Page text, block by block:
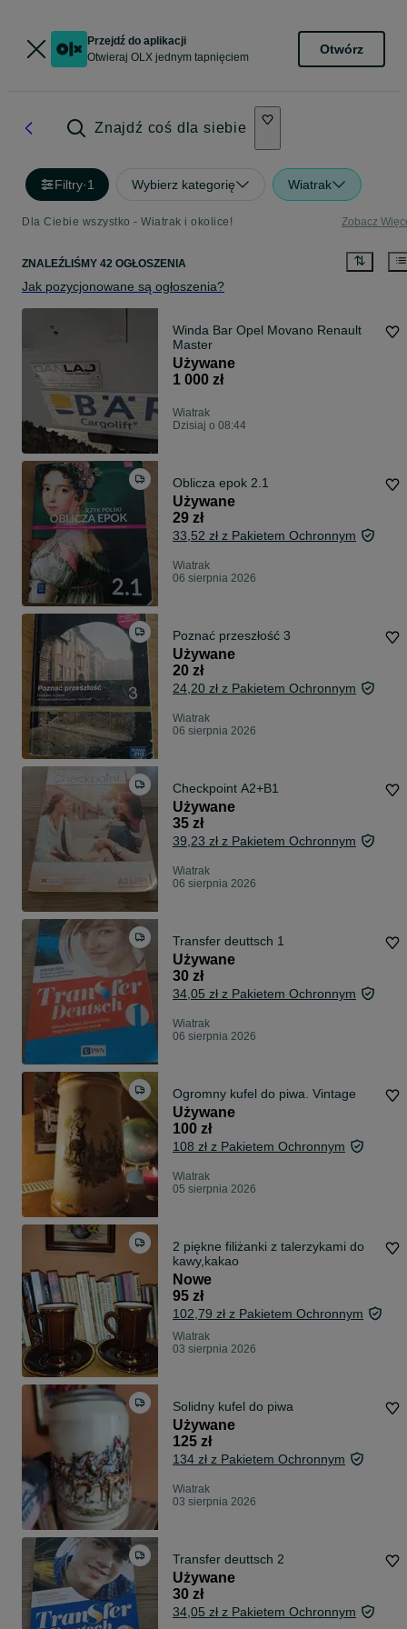
Przejdź do aplikacji
Otwieraj OLX jednym tapnięciem
Otwórz
Znajdź coś dla siebie
Filtry·1 Wybierz kategorię Wiatrak
Dla Ciebie wszystko - Wiatrak i okolice! Zobacz
ZNALEŹLIŚMY 42 OGŁOSZENIA
Jak pozycjonowane są ogłoszenia?
Winda Bar Opel Movano Renault
Master
Używane
1 000 zł
Wiatrak
Dzisiaj o 08:44
Oblicza epok 2.1
Używane
29 zł
33,52 zł z Pakietem Ochronnym
Wiatrak
06 sierpnia 2026
Poznać przeszłość 3
Używane
20 zł
24,20 zł z Pakietem Ochronnym
Wiatrak
06 sierpnia 2026
Checkpoint A2+B1
Używane
35 zł
39,23 zł z Pakietem Ochronnym
Wiatrak
06 sierpnia 2026
Transfer deuttsch 1
Używane
30 zł
34,05 zł z Pakietem Ochronnym
Wiatrak
06 sierpnia 2026
Ogromny kufel do piwa. Vintage
Używane
100 zł
108 zł z Pakietem Ochronnym
Wiatrak
05 sierpnia 2026
2 piękne filiżanki z talerzykami do
kawy,kakao
Nowe
95 zł
102,79 zł z Pakietem Ochronnym
Wiatrak
03 sierpnia 2026
Solidny kufel do piwa
Używane
125 zł
134 zł z Pakietem Ochronnym
Wiatrak
03 sierpnia 2026
Transfer deuttsch 2
Używane
30 zł
34,05 zł z Pakietem Ochronnym